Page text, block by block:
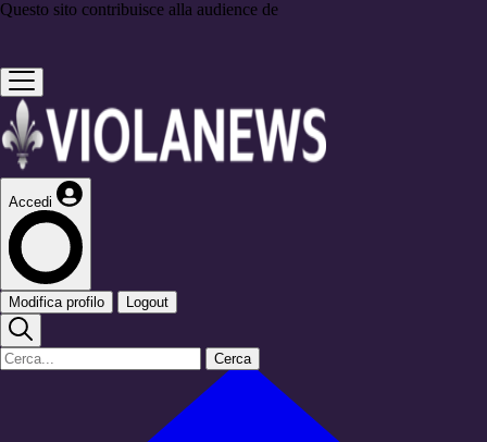
Questo sito contribuisce alla audience de
Accedi
Modifica profilo Logout
Cerca